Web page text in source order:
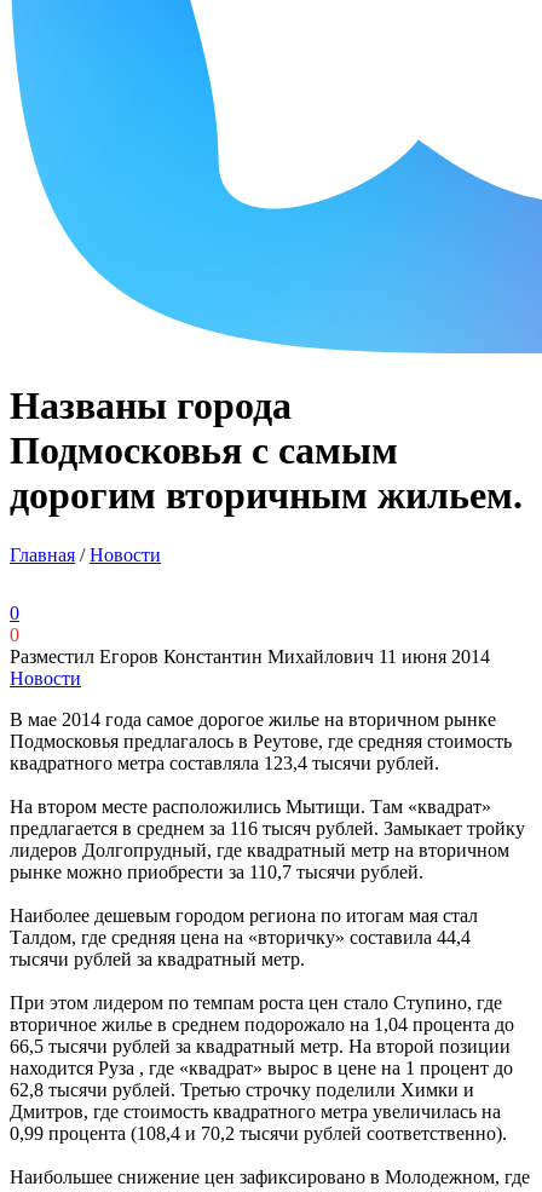
Названы города
Подмосковья с самым
дорогим вторичным жильем.
Главная /Новости
0
0
Разместил Егоров Константин Михайлович 11 июня 2014
Новости
В мае 2014 года самое дорогое жилье на вторичном рынке
Подмосковья предлагалось в Реутове, где средняя стоимость
квадратного метра составляла 123,4 тысячи рублей.
На втором месте расположились Мытищи. Там «квадрат»
предлагается в среднем за 116 тысяч рублей. Замыкает тройку
лидеров Долгопрудный, где квадратный метр на вторичном
рынке можно приобрести за 110,7 тысячи рублей.
Наиболее дешевым городом региона по итогам мая стал
Талдом, где средняя цена на «вторичку» составила 44,4
тысячи рублей за квадратный метр.
При этом лидером по темпам роста цен стало Ступино, где
вторичное жилье в среднем подорожало на 1,04 процента до
66,5 тысячи рублей за квадратный метр. На второй позиции
находится Руза , где «квадрат» вырос в цене на 1 процент до
62,8 тысячи рублей. Третью строчку поделили Химки и
Дмитров, где стоимость квадратного метра увеличилась на
0,99 процента (108,4 и 70,2 тысячи рублей соответственно).
Наибольшее снижение цен зафиксировано в Молодежном, где